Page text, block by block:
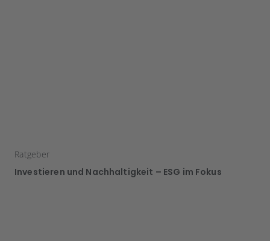
Ratgeber
Investieren und Nachhaltigkeit – ESG im Fokus